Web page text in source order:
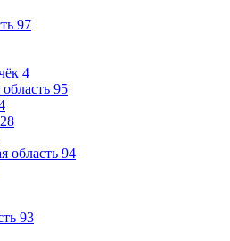
97
4
95
28
область 94
93